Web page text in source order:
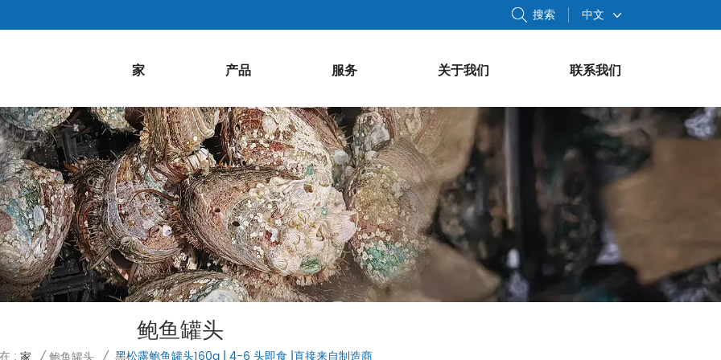
中文
搜索
家 产品 服务 关于我们 联系我们
鲍鱼罐头